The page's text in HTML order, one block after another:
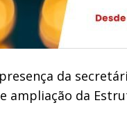
da
da